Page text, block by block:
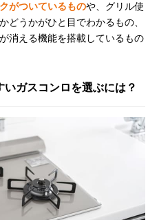
がついているものや、グリル使
どうかがひと目でわかるもの、
消える機能を搭載しているもの
ガスコンロを選ぶには？